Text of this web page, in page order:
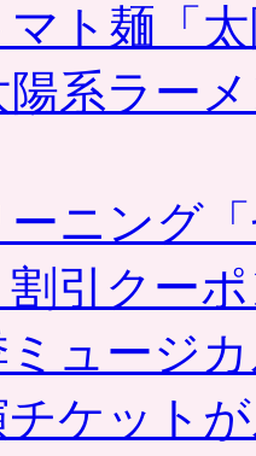
マト麺「
陽系ラー
ニング
割引クー
ミュージ
ケット